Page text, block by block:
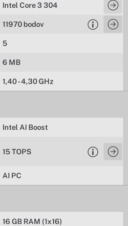
Intel Core 3 304
11970 bodov
5
6 MB
1,40 - 4,30 GHz
Intel AI Boost
15 TOPS
AI PC
16 GB RAM (1x16)